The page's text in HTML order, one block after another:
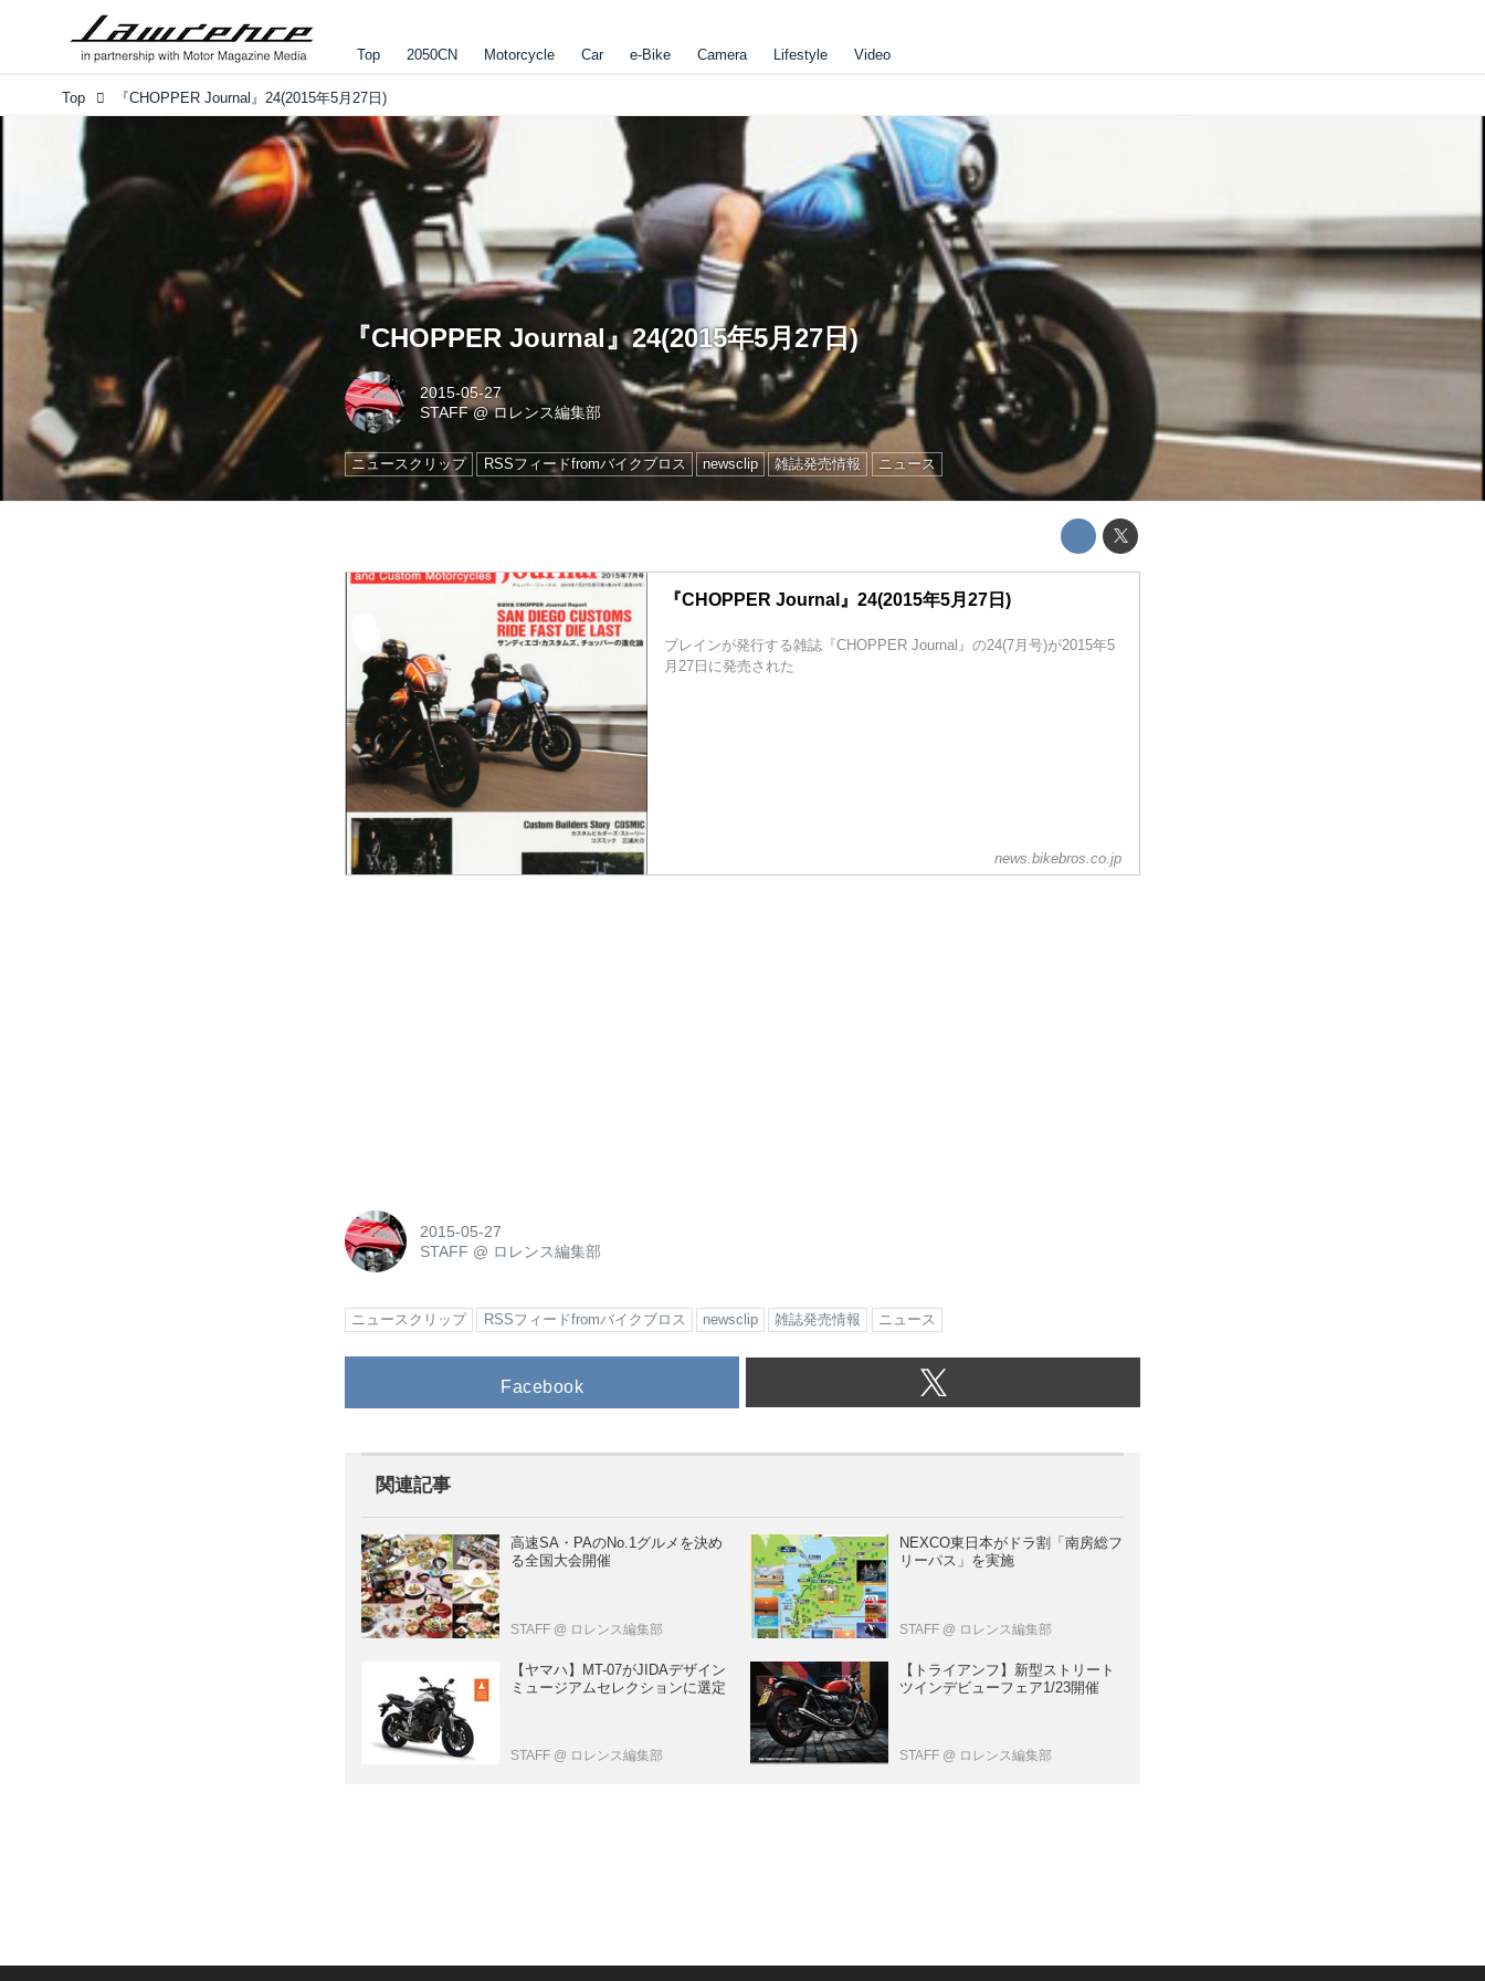
Top 2050CN Motorcycle Car e-Bike Camera Lifestyle Video
Top 『CHOPPER Journal』24(2015年5月27日)
『CHOPPER Journal』24(2015年5月27日)
2015-05-27
STAFF@ロレンス編集部
ニュースクリップ RSSフィードfromバイクブロス newsclip 雑誌発売情報 ニュース
『CHOPPER Journal』24(2015年5月27日)
ブレインが発行する雑誌『CHOPPER Journal』の24(7月号)が2015年5
月27日に発売された
news.bikebros.co.jp
2015-05-27
STAFF @ ロレンス編集部
ニュースクリップ RSSフィードfromバイクブロス newsclip 雑誌発売情報 ニュース
Facebook
関連記事
高速SA・PAのNo.1グルメを決め
る全国大会開催
STAFF @ ロレンス編集部
NEXCO東日本がドラ割「南房総フ
リーパス」を実施
STAFF @ ロレンス編集部
【ヤマハ】MT-07がJIDAデザイン
ミュージアムセレクションに選定
STAFF @ ロレンス編集部
【トライアンフ】新型ストリート
ツインデビューフェア1/23開催
STAFF @ ロレンス編集部